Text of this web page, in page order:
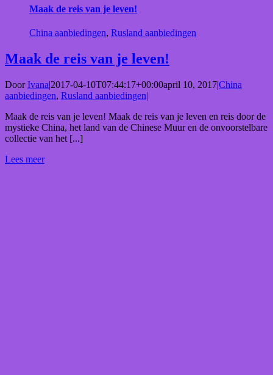
Maak de reis van je leven!
China aanbiedingen, Rusland aanbiedingen
Maak de reis van je leven!
DoorIvana|2017-04-10T07:44:17+00:00april 10, 2017|China
aanbiedingen, Rusland aanbiedingen|
Maak de reis van je leven! Maak de reis van je leven en reis door de
mystieke China, het land van de Chinese Muur en de onvoorstelbare
collectie van het [...]
Lees meer